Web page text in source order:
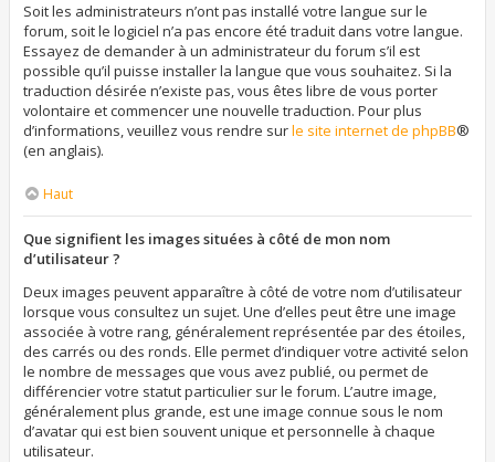
Soit les administrateurs n’ont pas installé votre langue sur le
forum, soit le logiciel n’a pas encore été traduit dans votre langue.
Essayez de demander à un administrateur du forum s’il est
possible qu’il puisse installer la langue que vous souhaitez. Si la
traduction désirée n’existe pas, vous êtes libre de vous porter
volontaire et commencer une nouvelle traduction. Pour plus
d’informations, veuillez vous rendre surle site internet de phpBB®
(en anglais).
Haut
Que signifient les images situées à côté de mon nom
d’utilisateur ?
Deux images peuvent apparaître à côté de votre nom d’utilisateur
lorsque vous consultez un sujet. Une d’elles peut être une image
associée à votre rang, généralement représentée par des étoiles,
des carrés ou des ronds. Elle permet d’indiquer votre activité selon
le nombre de messages que vous avez publié, ou permet de
différencier votre statut particulier sur le forum. L’autre image,
généralement plus grande, est une image connue sous le nom
d’avatar qui est bien souvent unique et personnelle à chaque
utilisateur.